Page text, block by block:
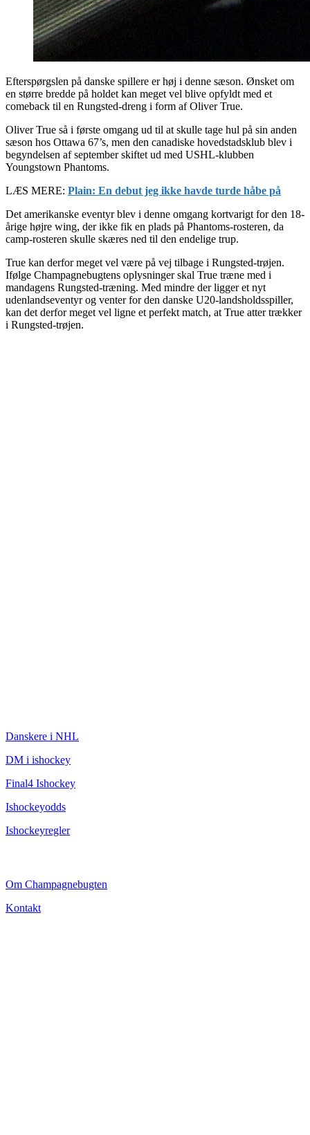
Efterspørgslen på danske spillere er høj i denne sæson. Ønsket om
en større bredde på holdet kan meget vel blive opfyldt med et
comeback til en Rungsted-dreng i form af Oliver True.
Oliver True så i første omgang ud til at skulle tage hul på sin anden
sæson hos Ottawa 67’s, men den canadiske hovedstadsklub blev i
begyndelsen af september skiftet ud med USHL-klubben
Youngstown Phantoms.
LÆS MERE: Plain: En debut jeg ikke havde turde håbe på
Det amerikanske eventyr blev i denne omgang kortvarigt for den 18-
årige højre wing, der ikke fik en plads på Phantoms-rosteren, da
camp-rosteren skulle skæres ned til den endelige trup.
True kan derfor meget vel være på vej tilbage i Rungsted-trøjen.
Ifølge Champagnebugtens oplysninger skal True træne med i
mandagens Rungsted-træning. Med mindre der ligger et nyt
udenlandseventyr og venter for den danske U20-landsholdsspiller,
kan det derfor meget vel ligne et perfekt match, at True atter trækker
i Rungsted-trøjen.
Danskere i NHL
DM i ishockey
Final4 Ishockey
Ishockeyodds
Ishockeyregler
Om Champagnebugten
Kontakt